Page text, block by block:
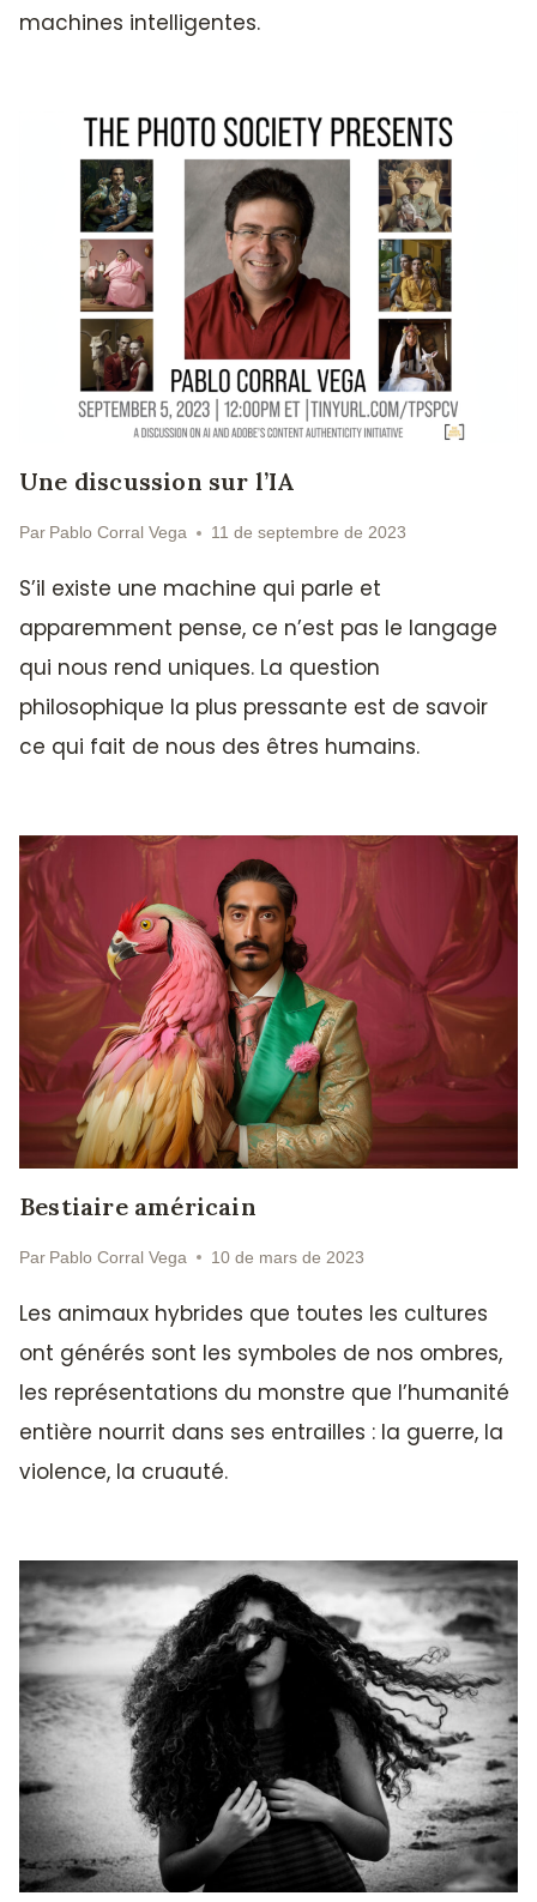
machines intelligentes.
Une discussion sur l’IA
Par Pablo Corral Vega 11 de septembre de 2023
S’il existe une machine qui parle et
apparemment pense, ce n’est pas le langage
qui nous rend uniques. La question
philosophique la plus pressante est de savoir
ce qui fait de nous des êtres humains.
Bestiaire américain
Par Pablo Corral Vega 10 de mars de 2023
Les animaux hybrides que toutes les cultures
ont générés sont les symboles de nos ombres,
les représentations du monstre que l’humanité
entière nourrit dans ses entrailles : la guerre, la
violence, la cruauté.